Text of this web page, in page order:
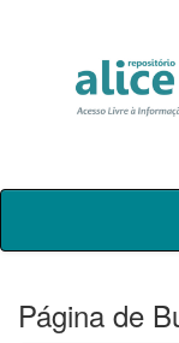
Skip
Página de